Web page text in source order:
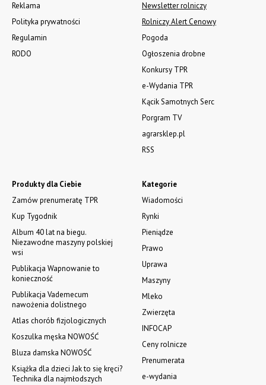
Reklama
Polityka prywatności
Regulamin
RODO
Kategorie
Wiadomości
Rynki
Pieniądze
Prawo
Uprawa
Maszyny
Mleko
Zwierzęta
INFOCAP
Ceny rolnicze
Prenumerata
e-wydania
Produkty dla Ciebie
Zamów prenumeratę TPR
Kup Tygodnik
Album 40 lat na biegu.
Niezawodne maszyny polskiej
wsi
Publikacja Wapnowanie to
konieczność
Publikacja Vademecum
nawożenia dolistnego
Atlas chorób fizjologicznych
Koszulka męska NOWOŚĆ
Bluza damska NOWOŚĆ
Książka dla dzieci Jak to się kręci?
Technika dla najmłodszych
Newsletter rolniczy
Rolniczy Alert Cenowy
Pogoda
Ogłoszenia drobne
Konkursy TPR
e-Wydania TPR
Kącik Samotnych Serc
Porgram TV
agrarsklep.pl
RSS